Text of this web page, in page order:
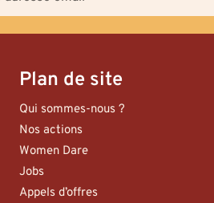
Plan de site
Qui sommes-nous ?
Nos actions
Women Dare
Jobs
Appels d’offres